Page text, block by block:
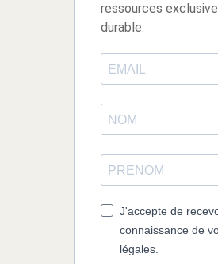
ressources
durable.
J'accepte de
connaissance de
légales.